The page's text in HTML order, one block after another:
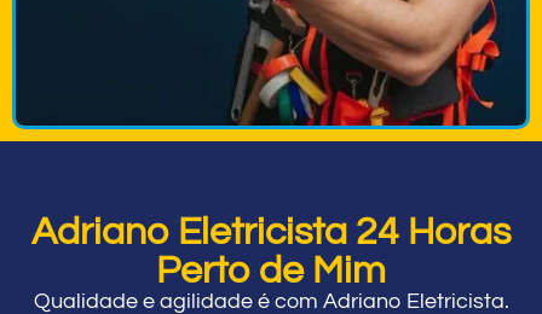
Adriano Eletricista 24 Horas
Perto de Mim
Qualidade e agilidade é com Adriano Eletricista.